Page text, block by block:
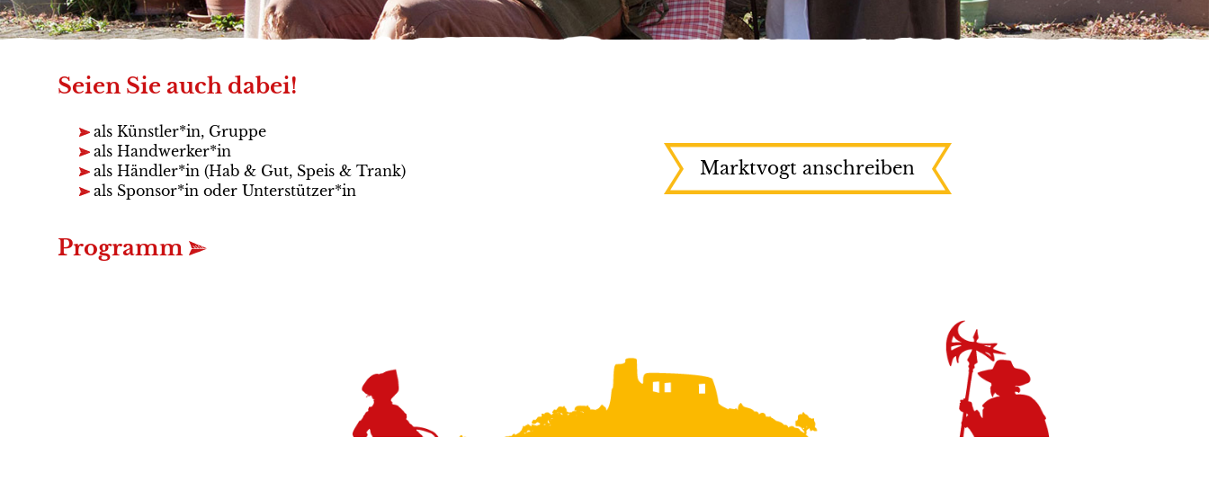
Seien Sie auch dabei!
als Künstler*in, Gruppe
als Handwerker*in
als Händler*in (Hab & Gut, Speis & Trank)
als Sponsor*in oder Unterstützer*in
Programm
Marktvogt anschreiben